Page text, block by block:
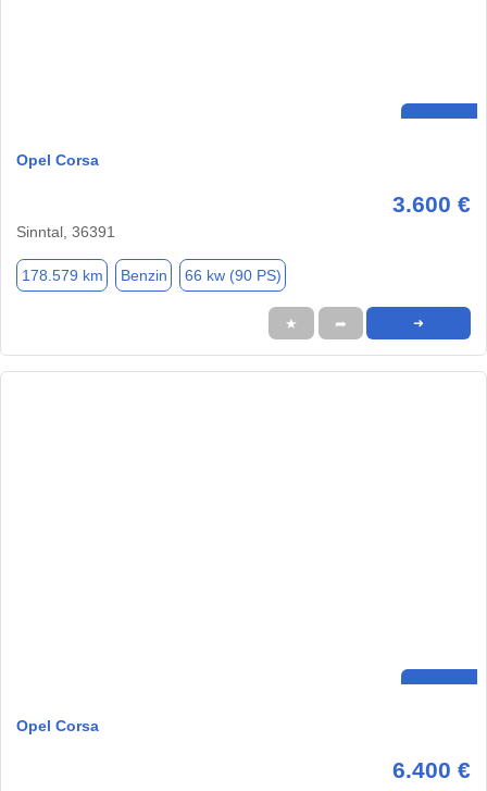
Opel Corsa
3.600 €
Sinntal, 36391
178.579 km Benzin 66 kw (90 PS)
★ ➦ ➜
Opel Corsa
6.400 €